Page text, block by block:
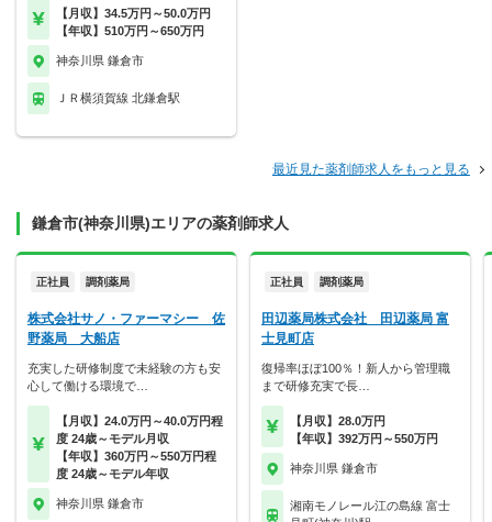
【月収】34.5万円～50.0万円
【年収】510万円～650万円
神奈川県 鎌倉市
ＪＲ横須賀線 北鎌倉駅
最近見た薬剤師求人をもっと見る
鎌倉市(神奈川県)エリアの薬剤師求人
正社員 調剤薬局
株式会社サノ・ファーマシー 佐
野薬局 大船店
充実した研修制度で未経験の方も安
心して働ける環境で…
【月収】24.0万円～40.0万円程
度 24歳～モデル月収
【年収】360万円～550万円程
度 24歳～モデル年収
神奈川県 鎌倉市
正社員 調剤薬局
田辺薬局株式会社 田辺薬局 富
士見町店
復帰率ほぼ100％！新人から管理職
まで研修充実で長…
【月収】28.0万円
【年収】392万円～550万円
神奈川県 鎌倉市
湘南モノレール江の島線 富士